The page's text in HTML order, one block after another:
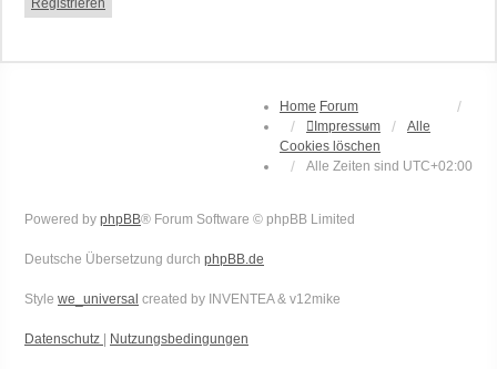
Home Forum
Impressum
Alle
Cookies löschen
Alle Zeiten sind UTC+02:00
Powered by phpBB® Forum Software © phpBB Limited
Deutsche Übersetzung durch phpBB.de
Style we_universal created by INVENTEA & v12mike
Datenschutz | Nutzungsbedingungen